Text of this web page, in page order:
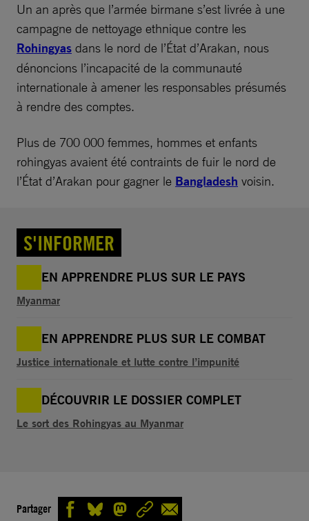
Un an après que l’armée birmane s’est livrée à une
campagne de nettoyage ethnique contre les
Rohingyas dans le nord de l’État d’Arakan, nous
dénoncions l’incapacité de la communauté
internationale à amener les responsables présumés
à rendre des comptes.
Plus de 700 000 femmes, hommes et enfants
rohingyas avaient été contraints de fuir le nord de
l’État d’Arakan pour gagner le Bangladesh voisin.
S'INFORMER
EN APPRENDRE PLUS SUR LE PAYS
Myanmar
EN APPRENDRE PLUS SUR LE COMBAT
Justice internationale et lutte contre l’impunité
DÉCOUVRIR LE DOSSIER COMPLET
Le sort des Rohingyas au Myanmar
Partager